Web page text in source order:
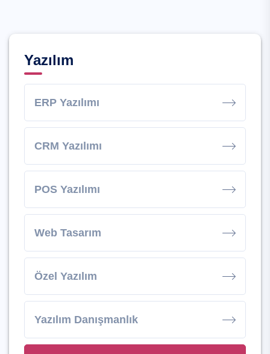
Yazılım
ERP Yazılımı
CRM Yazılımı
POS Yazılımı
Web Tasarım
Özel Yazılım
Yazılım Danışmanlık